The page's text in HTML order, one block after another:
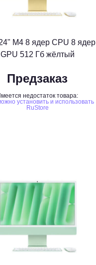
M4 8 ядер CPU 8 ядер
GPU 512 Гб жёлтый
Предзаказ
недостаток товара:
установить и использовать
RuStore